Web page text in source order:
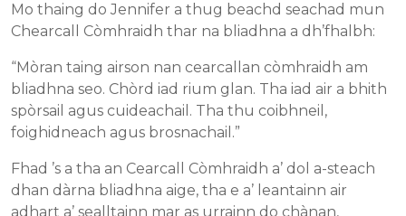
Mo thaing do Jennifer a thug beachd seachad mun
Chearcall Còmhraidh thar na bliadhna a dh’fhalbh:
“Mòran taing airson nan cearcallan còmhraidh am
bliadhna seo. Chòrd iad rium glan. Tha iad air a bhith
spòrsail agus cuideachail. Tha thu coibhneil,
foighidneach agus brosnachail.”
Fhad ’s a tha an Cearcall Còmhraidh a’ dol a-steach
dhan dàrna bliadhna aige, tha e a’ leantainn air
adhart a’ sealltainn mar as urrainn do chànan,